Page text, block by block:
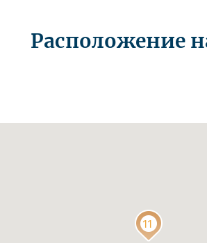
Расположение